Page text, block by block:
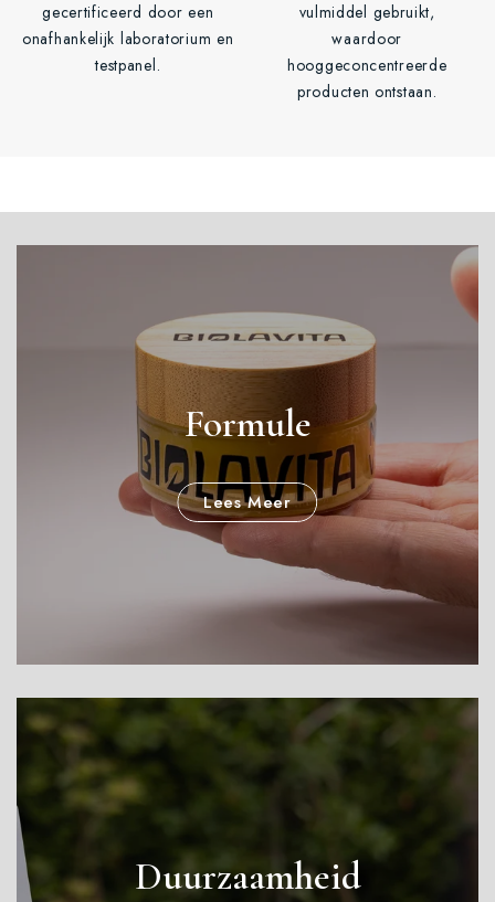
gecertificeerd door een
onafhankelijk laboratorium en
testpanel.
vulmiddel gebruikt,
waardoor
hooggeconcentreerde
producten ontstaan.
Formule
Lees Meer
Duurzaamheid